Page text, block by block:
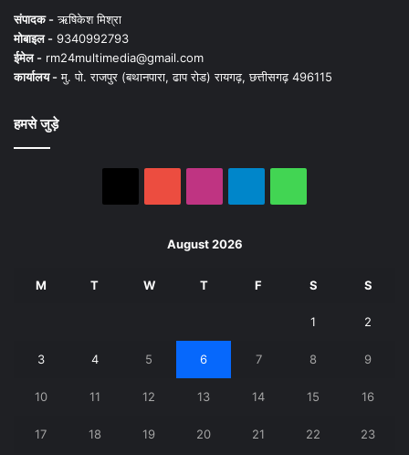
संपादक -ऋषिकेश मिश्रा
मोबाइल - 9340992793
ईमेल - rm24multimedia@gmail.com
कार्यालय -मु. पो. राजपुर (बथानपारा, ढाप रोड) रायगढ़, छत्तीसगढ़ 496115
हमसे जुड़े
August 2026
M T W T F S S
1 2
3 4 5 6 7 8 9
10 11 12 13 14 15 16
17 18 19 20 21 22 23